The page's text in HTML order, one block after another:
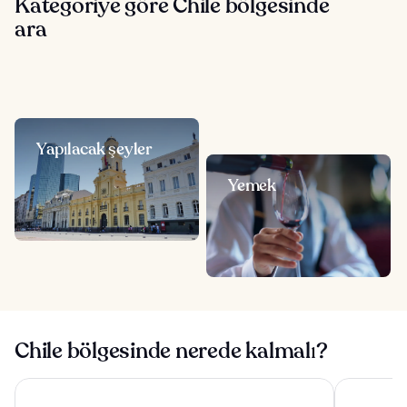
ara
Yapılacak şeyler
Yemek
Chile bölgesinde nerede kalmalı?
Hotel Capital Bellet Pullman